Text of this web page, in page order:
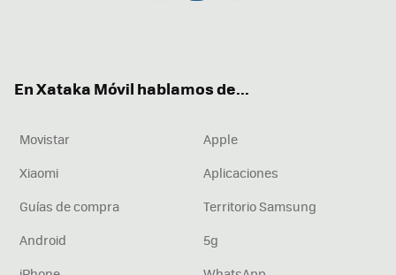
En Xataka Móvil hablamos de...
Movistar
Apple
Xiaomi
Aplicaciones
Guías de compra
Territorio Samsung
Android
5g